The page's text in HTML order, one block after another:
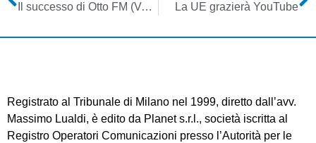
Il successo di Otto FM (Varese). Il segreto? Cura dei dettagli, discrezione e tante rarità La UE grazierà YouTube
Registrato al Tribunale di Milano nel 1999, diretto dall’avv.
Massimo Lualdi, è edito da Planet s.r.l., società iscritta al
Registro Operatori Comunicazioni presso l’Autorità per le